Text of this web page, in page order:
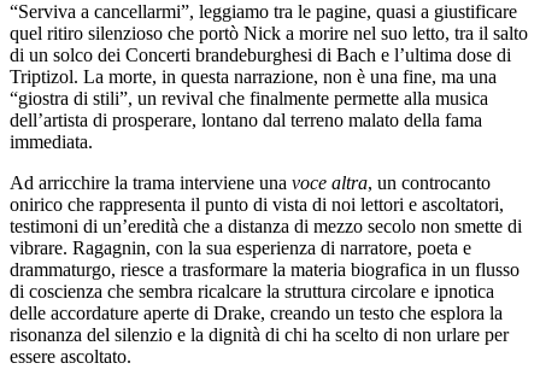
“Serviva a cancellarmi”, leggiamo tra le pagine, quasi a giustificare
quel ritiro silenzioso che portò Nick a morire nel suo letto, tra il salto
di un solco dei Concerti brandeburghesi di Bach e l’ultima dose di
Triptizol. La morte, in questa narrazione, non è una fine, ma una
“giostra di stili”, un revival che finalmente permette alla musica
dell’artista di prosperare, lontano dal terreno malato della fama
immediata.
Ad arricchire la trama interviene una voce altra, un controcanto
onirico che rappresenta il punto di vista di noi lettori e ascoltatori,
testimoni di un’eredità che a distanza di mezzo secolo non smette di
vibrare. Ragagnin, con la sua esperienza di narratore, poeta e
drammaturgo, riesce a trasformare la materia biografica in un flusso
di coscienza che sembra ricalcare la struttura circolare e ipnotica
delle accordature aperte di Drake, creando un testo che esplora la
risonanza del silenzio e la dignità di chi ha scelto di non urlare per
essere ascoltato.